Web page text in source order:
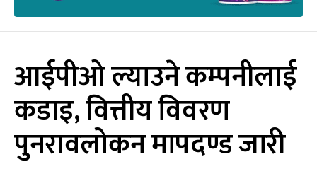
आईपीओ ल्याउने कम्पनीलाई
कडाइ, वित्तीय विवरण
पुनरावलोकन मापदण्ड जारी